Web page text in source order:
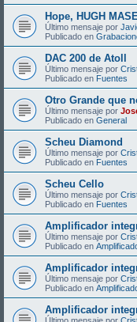
Hope, HUGH
Último mensaje por
Publicado en
DAC 200 de Atoll
Último mensaje por
Publicado en Fuentes
Otro Grande que
Último mensaje por
Publicado en General
Scheu Diamond
Último mensaje por
Publicado en Fuentes
Scheu Cello
Último mensaje por
Publicado en Fuentes
Amplificador
Último mensaje por
Publicado en
Amplificador
Último mensaje por
Publicado en
Amplificador
Último mensaje por